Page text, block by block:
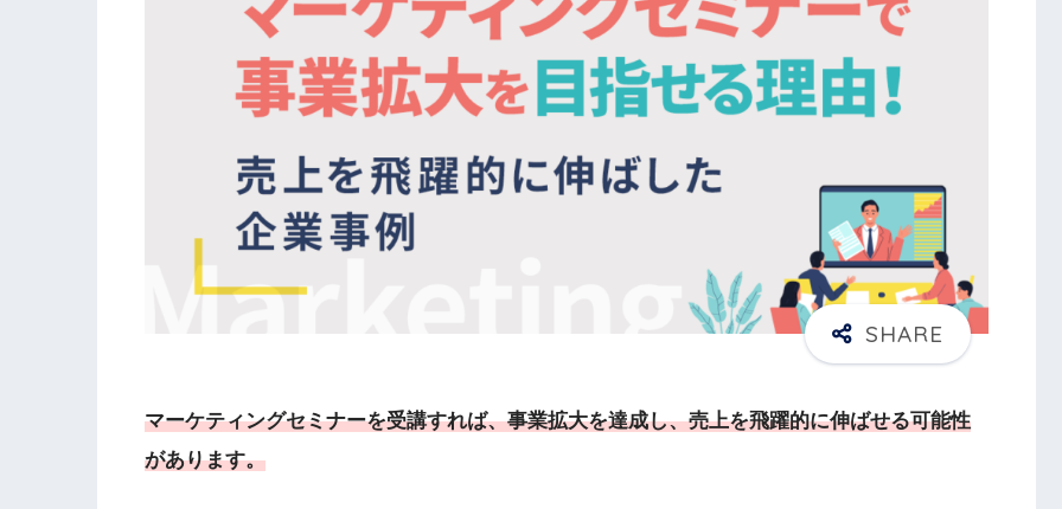
マーケティングセミナーを受講すれば、事業拡大を達成し、売上を飛躍的に伸ばせる可能性
があります。